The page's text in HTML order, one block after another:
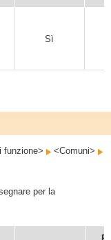
Sì
funzione>
<Comuni>
per la